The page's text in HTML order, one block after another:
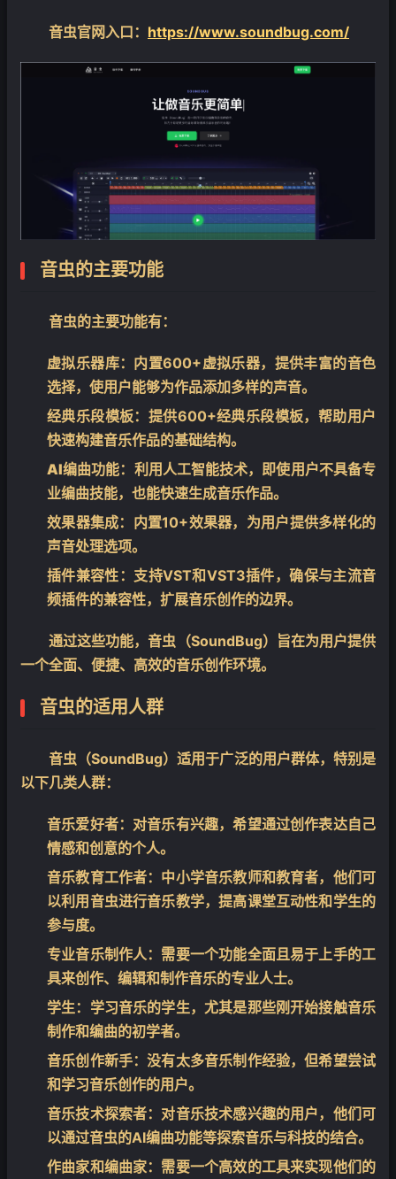
音虫官网入口： https://www.soundbug.com/
音虫的主要功能
音虫的主要功能有：
虚拟乐器库：内置600+虚拟乐器，提供丰富的音色
选择，使用户能够为作品添加多样的声音。
经典乐段模板：提供600+经典乐段模板，帮助用户
快速构建音乐作品的基础结构。
AI编曲功能：利用人工智能技术，即使用户不具备专
业编曲技能，也能快速生成音乐作品。
效果器集成：内置10+效果器，为用户提供多样化的
声音处理选项。
插件兼容性 ：支持VST和VST3插件，确保与主流音
频插件的兼容性，扩展音乐创作的边界。
通过这些功能，音虫（SoundBug）旨在为用户提供
一个全面、便捷、高效的音乐创作环境。
音虫的适用人群
音虫（SoundBug）适用于广泛的用户群体，特别是
以下几类人群：
音乐爱好者：对音乐有兴趣，希望通过创作表达自己
情感和创意的个人。
音乐教育工作者：中小学音乐教师和教育者，他们可
以利用音虫进行音乐教学，提高课堂互动性和学生的
参与度。
专业音乐制作人：需要一个功能全面且易于上手的工
具来创作、编辑和制作音乐的专业人士。
学生：学习音乐的学生，尤其是那些刚开始接触音乐
制作和编曲的初学者。
音乐创作新手：没有太多音乐制作经验，但希望尝试
和学习音乐创作的用户。
音乐技术探索者：对音乐技术感兴趣的用户，他们可
以通过音虫的AI编曲功能等探索音乐与科技的结合。
作曲家和编曲家：需要一个高效的工具来实现他们的
❄